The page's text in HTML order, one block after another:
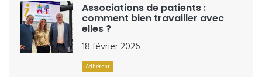
Associations de patients :
comment bien travailler avec
elles ?
18 février 2026
Adhérent